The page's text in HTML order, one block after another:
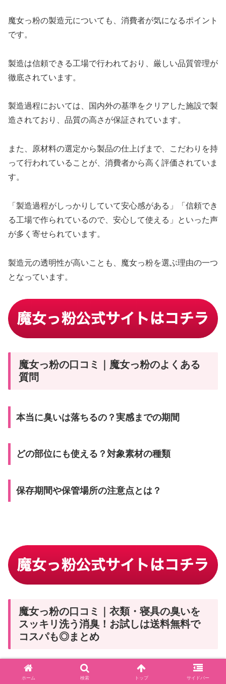
魔女っ粉の製造元についても、消費者が気になるポイント
です。
製造は信頼できる工場で行われており、厳しい品質管理が
徹底されています。
製造過程においては、国内外の基準をクリアした施設で製
造されており、品質の高さが保証されています。
また、原材料の選定から製品の仕上げまで、こだわりを持
って行われていることが、消費者から高く評価されていま
す。
「製造過程がしっかりしていて安心感がある」「信頼でき
る工場で作られているので、安心して使える」といった声
が多く寄せられています。
製造元の透明性が高いことも、魔女っ粉を選ぶ理由の一つ
となっています。
魔女っ粉の口コミ｜魔女っ粉のよくある
質問
本当に臭いは落ちるの？実感までの期間
どの部位にも使える？対象素材の種類
保存期間や保管場所の注意点とは？
魔女っ粉の口コミ｜衣類・寝具の臭いを
スッキリ洗う消臭！お試しは送料無料で
コスパも◎まとめ
魔女っ粉は、衣類や寝具に染みついた嫌な臭いをワンプッ
ホーム 検索 トップ サイドバー